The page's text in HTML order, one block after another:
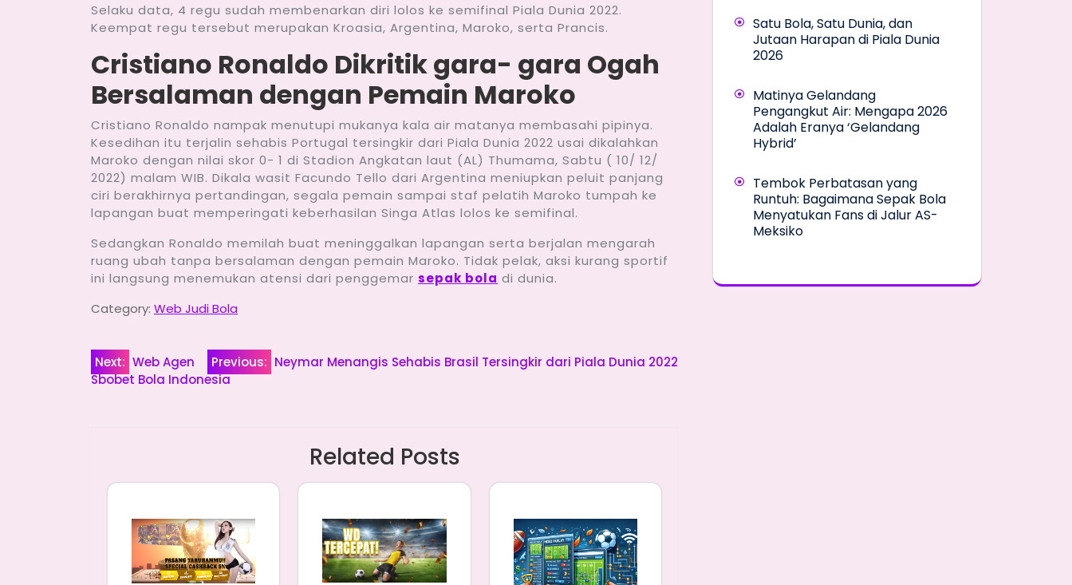
Selaku data, 4 regu sudah membenarkan diri lolos ke semifinal Piala Dunia 2022.
Keempat regu tersebut merupakan Kroasia, Argentina, Maroko, serta Prancis.
Cristiano Ronaldo Dikritik gara- gara Ogah
Bersalaman dengan Pemain Maroko
Cristiano Ronaldo nampak menutupi mukanya kala air matanya membasahi pipinya.
Kesedihan itu terjalin sehabis Portugal tersingkir dari Piala Dunia 2022 usai dikalahkan
Maroko dengan nilai skor 0- 1 di Stadion Angkatan laut (AL) Thumama, Sabtu ( 10/ 12/
2022) malam WIB. Dikala wasit Facundo Tello dari Argentina meniupkan peluit panjang
ciri berakhirnya pertandingan, segala pemain sampai staf pelatih Maroko tumpah ke
lapangan buat memperingati keberhasilan Singa Atlas lolos ke semifinal.
Sedangkan Ronaldo memilah buat meninggalkan lapangan serta berjalan mengarah
ruang ubah tanpa bersalaman dengan pemain Maroko. Tidak pelak, aksi kurang sportif
ini langsung menemukan atensi dari penggemar sepak bola di dunia.
Category: Web Judi Bola
Navigasi
Previous: Neymar Menangis Sehabis Brasil Tersingkir dari Piala Dunia 2022
Next: Web Agen
Sbobet Bola Indonesia
Related Posts
Satu Bola, Satu Dunia, dan
Jutaan Harapan di Piala Dunia
2026
Matinya Gelandang
Pengangkut Air: Mengapa 2026
Adalah Eranya ‘Gelandang
Hybrid’
Tembok Perbatasan yang
Runtuh: Bagaimana Sepak Bola
Menyatukan Fans di Jalur AS-
Meksiko